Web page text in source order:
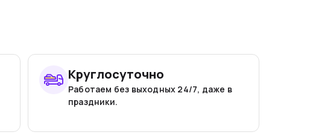
Круглосуточно
Работаем без выходных 24/7, даже в
праздники.